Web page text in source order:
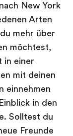
New York
Arten
mehr über
möchtest,
in einer
mit deinen
einnehmen
in den
Solltest du
Freunde